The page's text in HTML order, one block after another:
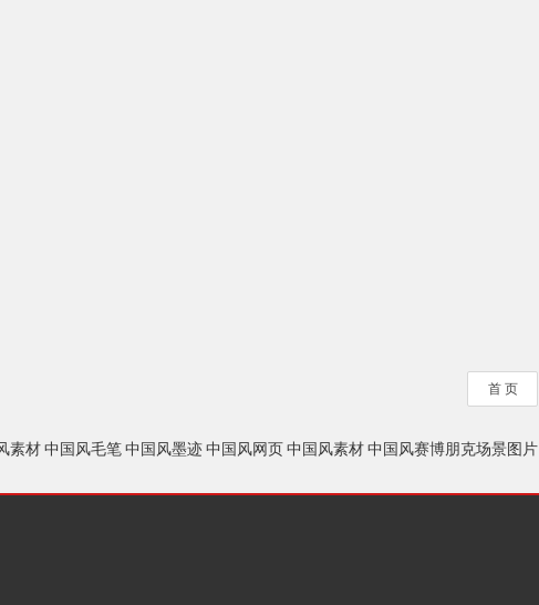
首 页
素材 中国风毛笔 中国风墨迹 中国风网页 中国风素材 中国风赛博朋克场景图片